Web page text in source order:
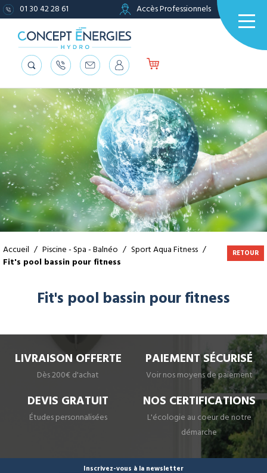
01 30 42 28 61 Accès Professionnels
Accueil / Piscine - Spa - Balnéo / Sport Aqua Fitness /
Fit's pool bassin pour fitness
RETOUR
Fit's pool bassin pour fitness
LIVRAISON OFFERTE
Dès 200€ d'achat
PAIEMENT SÉCURISÉ
Voir nos moyens de paiement
DEVIS GRATUIT
Études personnalisées
NOS CERTIFICATIONS
L'écologie au coeur de notre
démarche
Inscrivez-vous à la newsletter